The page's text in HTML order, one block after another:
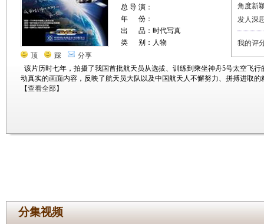
顶 踩 分享
总 导 演：
年 份：
出 品：时代写真
类 别：人物
该片历时七年，拍摄了我国首批航天员从选拔、训练到乘坐神舟5号太空飞
动真实的画面内容，反映了航天员大队以及中国航天人不懈努力、拼搏进取
【查看全部】
角度新
发人深
我的评
分集视频